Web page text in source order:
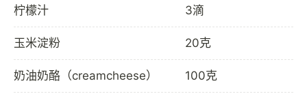
柠檬汁 3滴
玉米淀粉 20克
奶油奶酪（creamcheese） 100克